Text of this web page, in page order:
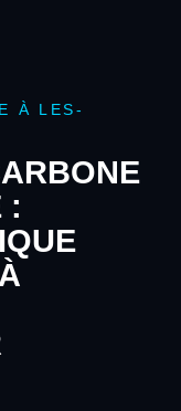
À LES-
: